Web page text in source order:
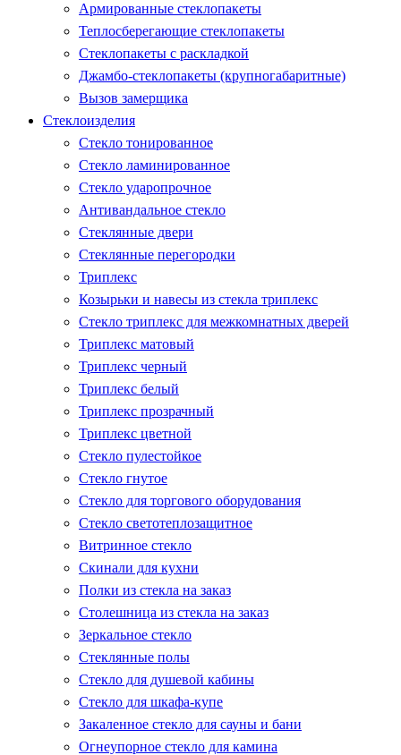
Армированные стеклопакеты
Теплосберегающие стеклопакеты
Стеклопакеты с раскладкой
Джамбо-стеклопакеты (крупногабаритные)
Вызов замерщика
Стеклоизделия
Стекло тонированное
Стекло ламинированное
Стекло ударопрочное
Антивандальное стекло
Стеклянные двери
Стеклянные перегородки
Триплекс
Козырьки и навесы из стекла триплекс
Стекло триплекс для межкомнатных дверей
Триплекс матовый
Триплекс черный
Триплекс белый
Триплекс прозрачный
Триплекс цветной
Стекло пулестойкое
Стекло гнутое
Стекло для торгового оборудования
Стекло светотеплозащитное
Витринное стекло
Скинали для кухни
Полки из стекла на заказ
Столешница из стекла на заказ
Зеркальное стекло
Стеклянные полы
Стекло для душевой кабины
Стекло для шкафа-купе
Закаленное стекло для сауны и бани
Огнеупорное стекло для камина